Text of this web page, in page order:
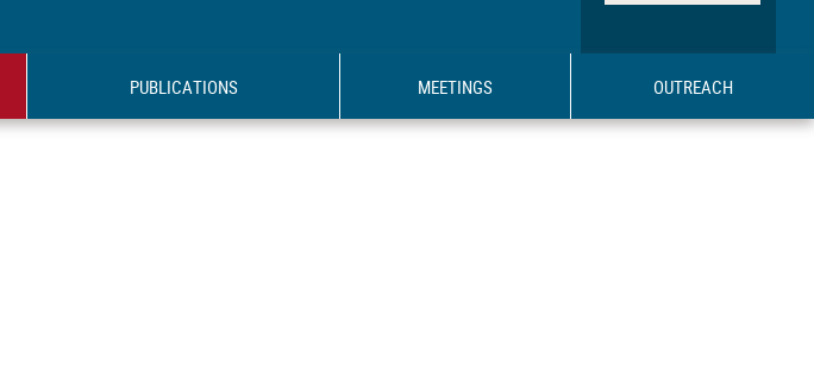
PUBLICATIONS MEETINGS OUTREACH